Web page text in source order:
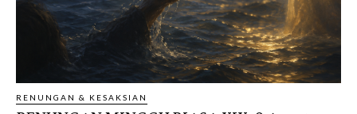
RENUNGAN & KESAKSIAN